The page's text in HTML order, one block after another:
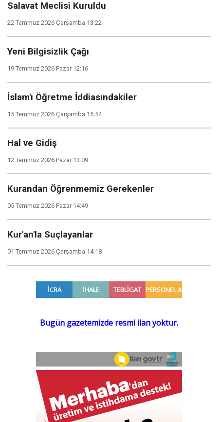
Salavat Meclisi Kuruldu
22 Temmuz 2026 Çarşamba 13:22
Yeni Bilgisizlik Çağı
19 Temmuz 2026 Pazar 12:16
İslam'ı Öğretme İddiasındakiler
15 Temmuz 2026 Çarşamba 15:54
Hal ve Gidiş
12 Temmuz 2026 Pazar 13:09
Kurandan Öğrenmemiz Gerekenler
05 Temmuz 2026 Pazar 14:49
Kur'an'la Suçlayanlar
01 Temmuz 2026 Çarşamba 14:18